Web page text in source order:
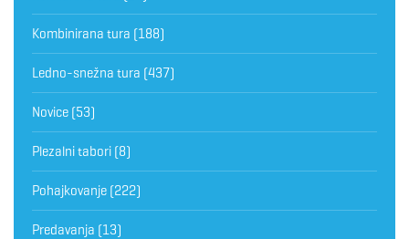
Kombinirana tura (188)
Ledno-snežna tura (437)
Novice (53)
Plezalni tabori (8)
Pohajkovanje (222)
Predavanja (13)